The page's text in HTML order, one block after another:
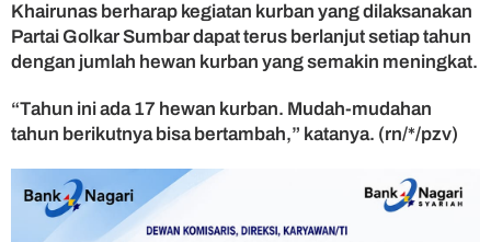
Khairunas berharap kegiatan kurban yang dilaksanakan
Partai Golkar Sumbar dapat terus berlanjut setiap tahun
dengan jumlah hewan kurban yang semakin meningkat.
“Tahun ini ada 17 hewan kurban. Mudah-mudahan
tahun berikutnya bisa bertambah,” katanya. (rn/*/pzv)